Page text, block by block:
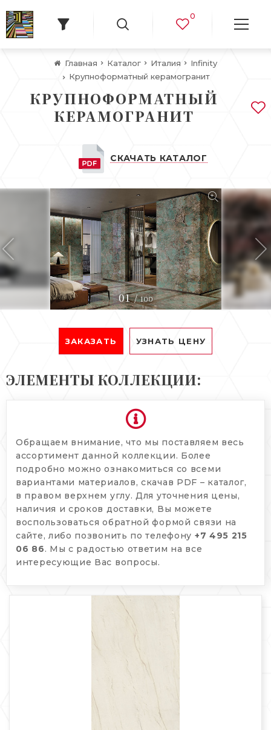
0
Главная Каталог Италия
Infinity
Крупноформатный керамогранит
КРУПНОФОРМАТНЫЙ
КЕРАМОГРАНИТ
СКАЧАТЬ КАТАЛОГ
01 / 100
ЗАКАЗАТЬ УЗНАТЬ ЦЕНУ
ЭЛЕМЕНТЫ КОЛЛЕКЦИИ:
Обращаем внимание, что мы поставляем весь
ассортимент данной коллекции. Более
подробно можно ознакомиться со всеми
вариантами материалов, скачав PDF – каталог,
в правом верхнем углу. Для уточнения цены,
наличия и сроков доставки, Вы можете
воспользоваться обратной формой связи на
сайте, либо позвонить по телефону +7 495 215
06 86. Мы с радостью ответим на все
интересующие Вас вопросы.